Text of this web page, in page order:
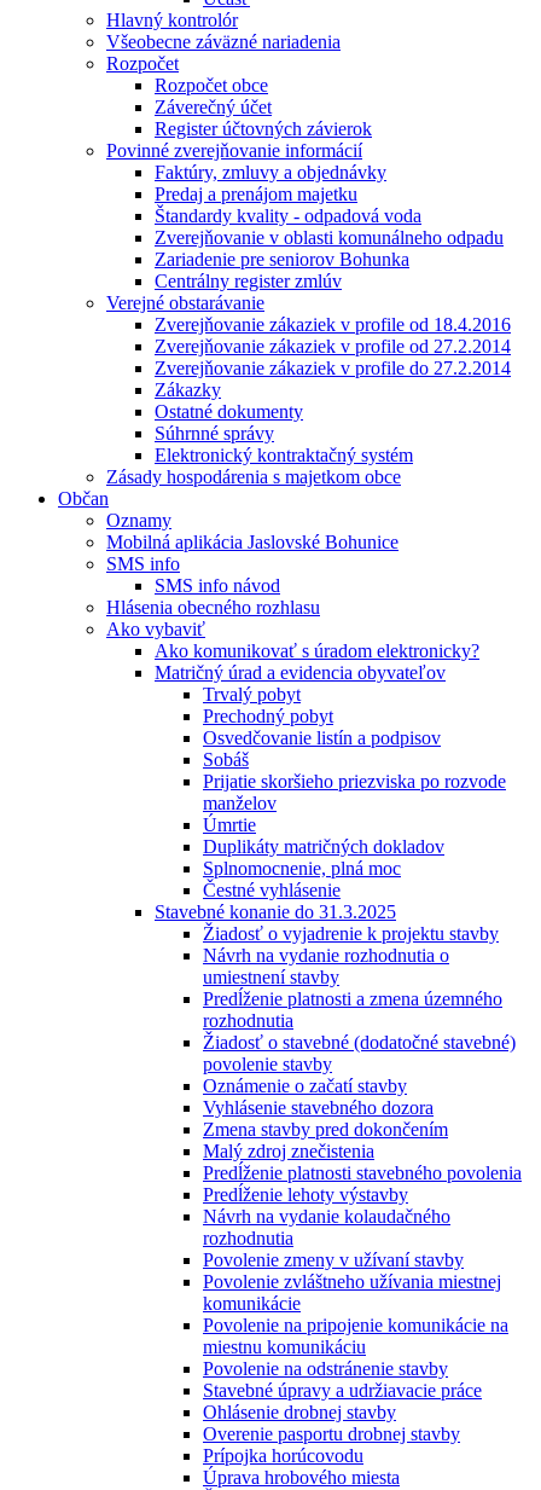
Hlavný kontrolór
Všeobecne záväzné nariadenia
Rozpočet
Rozpočet obce
Záverečný účet
Register účtovných závierok
Povinné zverejňovanie informácií
Faktúry, zmluvy a objednávky
Predaj a prenájom majetku
Štandardy kvality - odpadová voda
Zverejňovanie v oblasti komunálneho odpadu
Zariadenie pre seniorov Bohunka
Centrálny register zmlúv
Verejné obstarávanie
Zverejňovanie zákaziek v profile od 18.4.2016
Zverejňovanie zákaziek v profile od 27.2.2014
Zverejňovanie zákaziek v profile do 27.2.2014
Zákazky
Ostatné dokumenty
Súhrnné správy
Elektronický kontraktačný systém
Zásady hospodárenia s majetkom obce
Občan
Oznamy
Mobilná aplikácia Jaslovské Bohunice
SMS info
SMS info návod
Hlásenia obecného rozhlasu
Ako vybaviť
Ako komunikovať s úradom elektronicky?
Matričný úrad a evidencia obyvateľov
Trvalý pobyt
Prechodný pobyt
Osvedčovanie listín a podpisov
Sobáš
Prijatie skoršieho priezviska po rozvode
manželov
Úmrtie
Duplikáty matričných dokladov
Splnomocnenie, plná moc
Čestné vyhlásenie
Stavebné konanie do 31.3.2025
Žiadosť o vyjadrenie k projektu stavby
Návrh na vydanie rozhodnutia o
umiestnení stavby
Predĺženie platnosti a zmena územného
rozhodnutia
Žiadosť o stavebné (dodatočné stavebné)
povolenie stavby
Oznámenie o začatí stavby
Vyhlásenie stavebného dozora
Zmena stavby pred dokončením
Malý zdroj znečistenia
Predĺženie platnosti stavebného povolenia
Predĺženie lehoty výstavby
Návrh na vydanie kolaudačného
rozhodnutia
Povolenie zmeny v užívaní stavby
Povolenie zvláštneho užívania miestnej
komunikácie
Povolenie na pripojenie komunikácie na
miestnu komunikáciu
Povolenie na odstránenie stavby
Stavebné úpravy a udržiavacie práce
Ohlásenie drobnej stavby
Overenie pasportu drobnej stavby
Prípojka horúcovodu
Úprava hrobového miesta